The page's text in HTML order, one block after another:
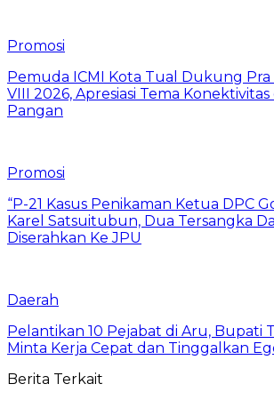
Promosi
Pemuda ICMI Kota Tual Dukung
VIII 2026, Apresiasi Tema
Pangan
Promosi
“P-21 Kasus Penikaman Ketua DPC
Karel Satsuitubun, Dua Tersangka
Diserahkan Ke JPU
Daerah
Pelantikan 10 Pejabat di Aru, Bupati
Minta Kerja Cepat dan Tinggalkan
Berita Terkait